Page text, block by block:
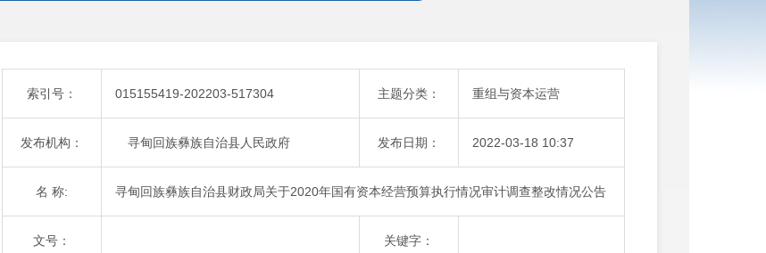
索引号： 015155419-202203-517304 主题分类： 重组与资本运营
发布机构： 寻甸回族彝族自治县人民政府 发布日期： 2022-03-18 10:37
名 称: 寻甸回族彝族自治县财政局关于2020年国有资本经营预算执行情况审计调查整改情况公告
文号： 关键字：